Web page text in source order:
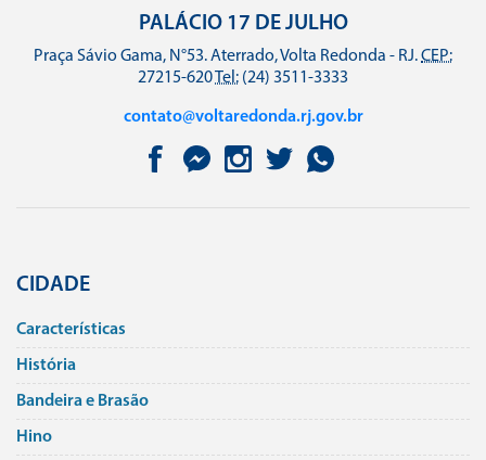
PALÁCIO 17 DE JULHO
Praça Sávio Gama, N°53. Aterrado, Volta Redonda - RJ.CEP:
27215-620Tel: (24) 3511-3333
contato@voltaredonda.rj.gov.br
CIDADE
Caracterí­sticas
História
Bandeira e Brasão
Hino